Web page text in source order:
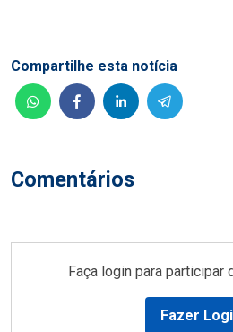
Comentários
Compartilhe esta notícia
Faça login para participar
Fazer